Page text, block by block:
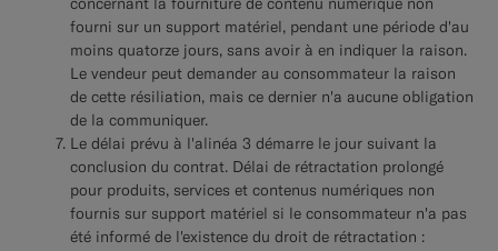
fourni sur un support matériel, pendant une période d'au
moins quatorze jours, sans avoir à en indiquer la raison.
Le vendeur peut demander au consommateur la raison
de cette résiliation, mais ce dernier n'a aucune obligation
de la communiquer.
Le délai prévu à l'alinéa 3 démarre le jour suivant la
conclusion du contrat. Délai de rétractation prolongé
pour produits, services et contenus numériques non
fournis sur support matériel si le consommateur n'a pas
été informé de l'existence du droit de rétractation :